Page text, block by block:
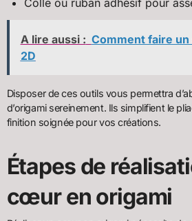
A lire aussi : Comment faire
2D
Disposer de ces outils vous permettra
d’origami sereinement. Ils simplifient le
finition soignée pour vos créations.
Étapes de
cœur en origami